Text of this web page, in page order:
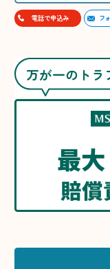
電話で申込み フ
万が一のトラ
最大
賠